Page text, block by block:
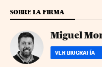
SOBRE LA FIRMA
Miguel
VER BIOGRAFÍA